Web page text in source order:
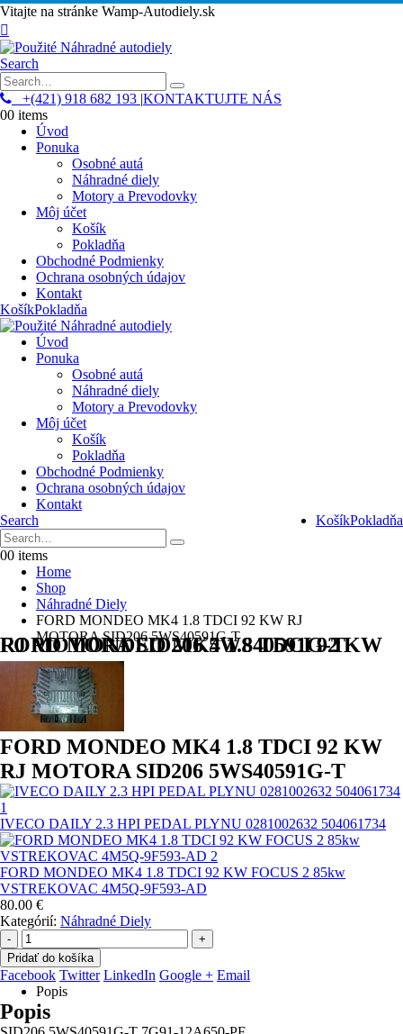
Vitajte na stránke Wamp-Autodiely.sk
Search
+(421) 918 682 193 |KONTAKTUJTE NÁS
00 items
Úvod
Ponuka
Osobné autá
Náhradné diely
Motory a Prevodovky
Môj účet
Košík
Pokladňa
Obchodné Podmienky
Ochrana osobných údajov
Kontakt
KošíkPokladňa
Úvod
Ponuka
Osobné autá
Náhradné diely
Motory a Prevodovky
Môj účet
Košík
Pokladňa
Obchodné Podmienky
Ochrana osobných údajov
Kontakt
KošíkPokladňa
Search
00 items
Home
Shop
Náhradné Diely
FORD MONDEO MK4 1.8 TDCI 92 KW RJ
MOTORA SID206 5WS40591G-T
FORD MONDEO MK4 1.8 TDCI 92 KW RJ MOTORA SID206 5WS40591G-T
FORD MONDEO MK4 1.8 TDCI 92 KW
RJ MOTORA SID206 5WS40591G-T
IVECO DAILY 2.3 HPI PEDAL PLYNU 0281002632 504061734
FORD MONDEO MK4 1.8 TDCI 92 KW FOCUS 2 85kw
VSTREKOVAC 4M5Q-9F593-AD
80.00 €
Kategórií: Náhradné Diely
-
+
Pridať do košíka
Facebook Twitter LinkedIn Google + Email
Popis
Popis